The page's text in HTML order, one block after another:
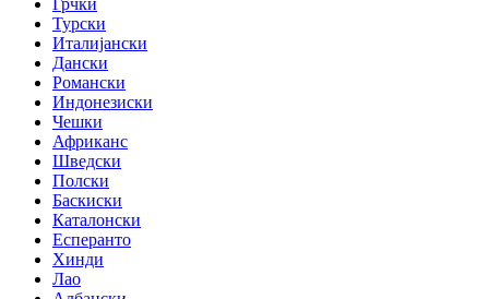
Грчки
Турски
Италијански
Дански
Романски
Индонезиски
Чешки
Африканс
Шведски
Полски
Баскиски
Каталонски
Есперанто
Хинди
Лао